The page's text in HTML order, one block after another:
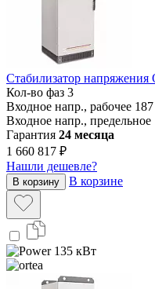
Стабилизатор напряжения
Кол-во фаз 3
Входное напр., рабочее
Входное напр., предельное
Гарантия 24 месяца
1 660 817 ₽
Нашли дешевле?
В корзину В корзине
135 кВт